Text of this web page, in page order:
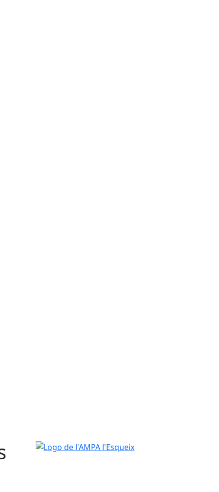
Logo de l'AMPA l'Esqueix